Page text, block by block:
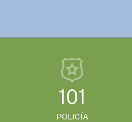
101
POLICÍA